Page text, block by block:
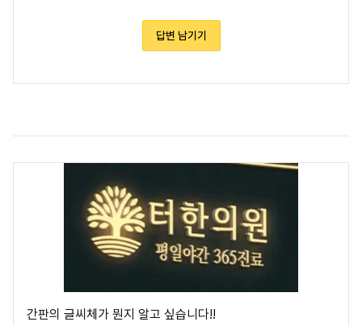
답변 남기기
간판의 글씨체가 뭔지 알고 싶습니다!!